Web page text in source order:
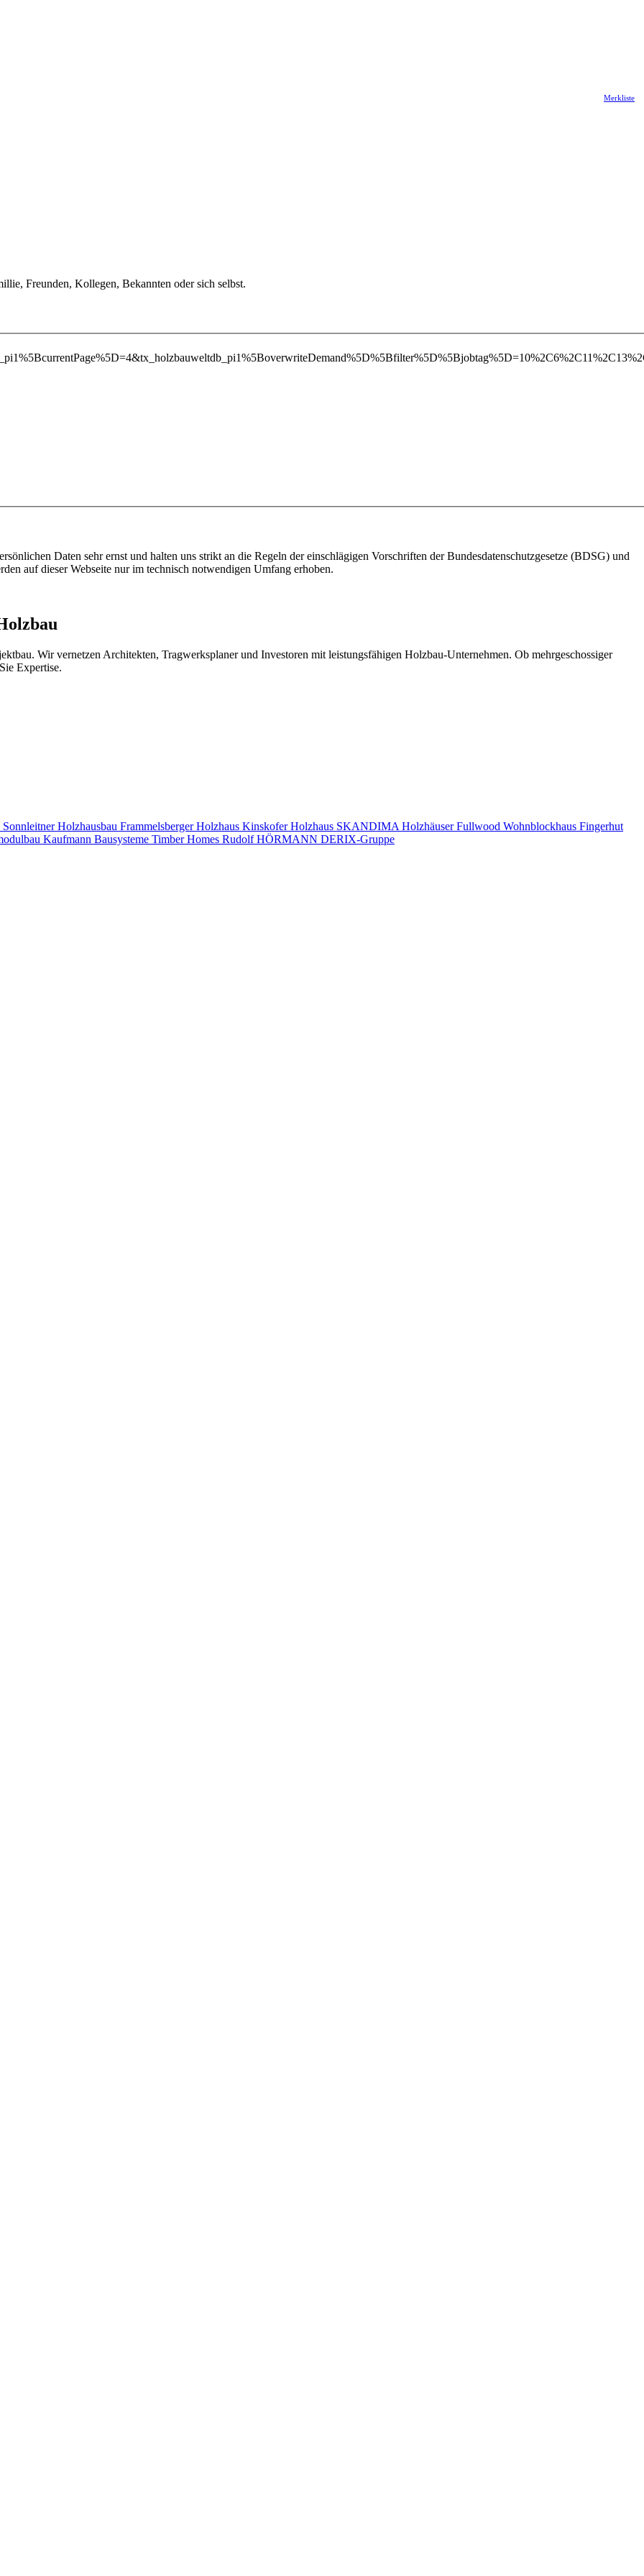
Merkliste
Freunden, Kollegen, Bekannten oder sich selbst.
Daten sehr ernst und halten uns strikt an die Regeln der einschlägigen Vorschriften der Bundesdatenschutzgesetze (BDSG) und
auf dieser Webseite nur im technisch notwendigen Umfang erhoben.
Wir vernetzen Architekten, Tragwerksplaner und Investoren mit leistungsfähigen Holzbau-Unternehmen. Ob mehrgeschossiger
Expertise.
Sonnleitner Holzhausbau Frammelsberger Holzhaus Kinskofer Holzhaus SKANDIMA HolzhäuserFullwood Wohnblockhaus Fingerhut
Kaufmann Bausysteme Timber Homes Rudolf HÖRMANN DERIX-Gruppe